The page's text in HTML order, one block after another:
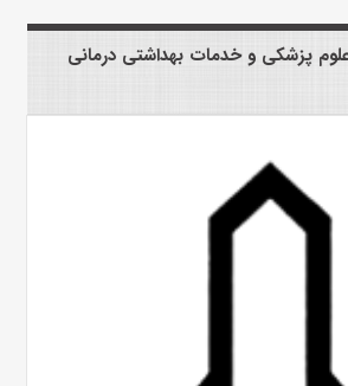
علوم پزشکی و خدمات بهداشتی درمانی